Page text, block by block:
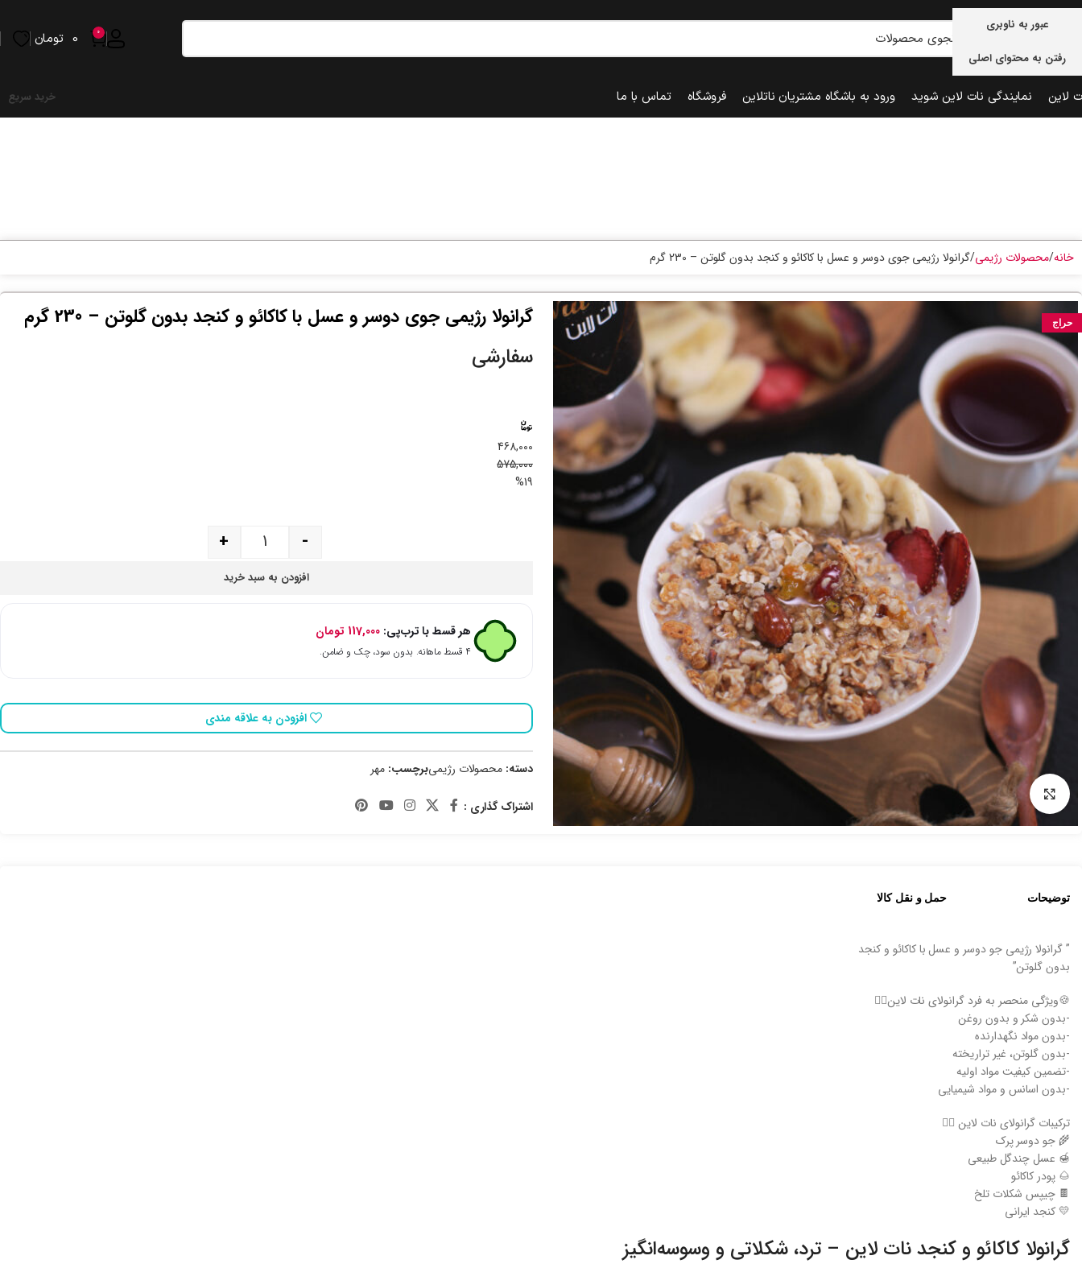
عبور به ناوبری
رفتن به محتوای اصلی
0
0 تومان
لاین نمایندگی نات لاین شوید ورود به باشگاه مشتریان ناتلاین فروشگاه تماس با ما خرید سریع
خانه محصولات رژیمی گرانولا رژیمی جوی دوسر و عسل با کاکائو و کنجد بدون گلوتن – 230 گرم
حراج
بزرگنمایی تصویر
گرانولا رژیمی جوی دوسر و عسل با کاکائو و کنجد بدون گلوتن – 230 گرم
سفارشی
468,000
575,000
%19
-
+
افزودن به سبد خرید
هر قسط با ترب‌پی:117,000 تومان
۴ قسط ماهانه. بدون سود، چک و ضامن.
افزودن به علاقه مندی
دسته: محصولات رژیمیبرچسب: مهر
اشتراک گذاری :
توضیحات حمل و نقل کالا
” گرانولا رژیمی جو دوسر و عسل با کاکائو و کنجد
بدون گلوتن”
🍪ویژگی منحصر به فرد گرانولای نات لاین👇🏻
-بدون شکر و بدون روغن
-بدون مواد نگهدارنده
-بدون گلوتن، غیر تراریخته
-تضمین کیفیت مواد اولیه
-بدون اسانس و مواد شیمیایی
ترکیبات گرانولای نات لاین 👇🏻
🌾 جو دوسر پرک
🍯 عسل چندگل طبیعی
🌰 پودر کاکائو
🍫 چیپس شکلات تلخ
💛 کنجد ایرانی
گرانولا کاکائو و کنجد نات لاین – ترد، شکلاتی و وسوسه‌انگیز